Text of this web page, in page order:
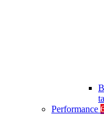
Performance